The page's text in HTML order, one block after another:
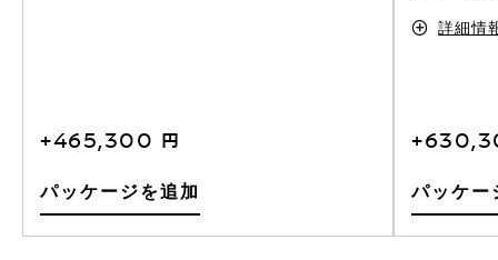
+465,300 円
パッケージを追加
詳細情
パッケー